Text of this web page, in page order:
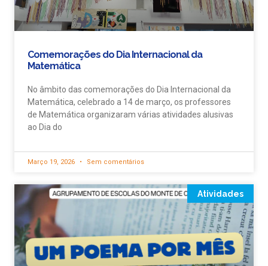
Comemorações do Dia Internacional da
Matemática
No âmbito das comemorações do Dia Internacional da
Matemática, celebrado a 14 de março, os professores
de Matemática organizaram várias atividades alusivas
ao Dia do
Março 19, 2026 Sem comentários
Atividades